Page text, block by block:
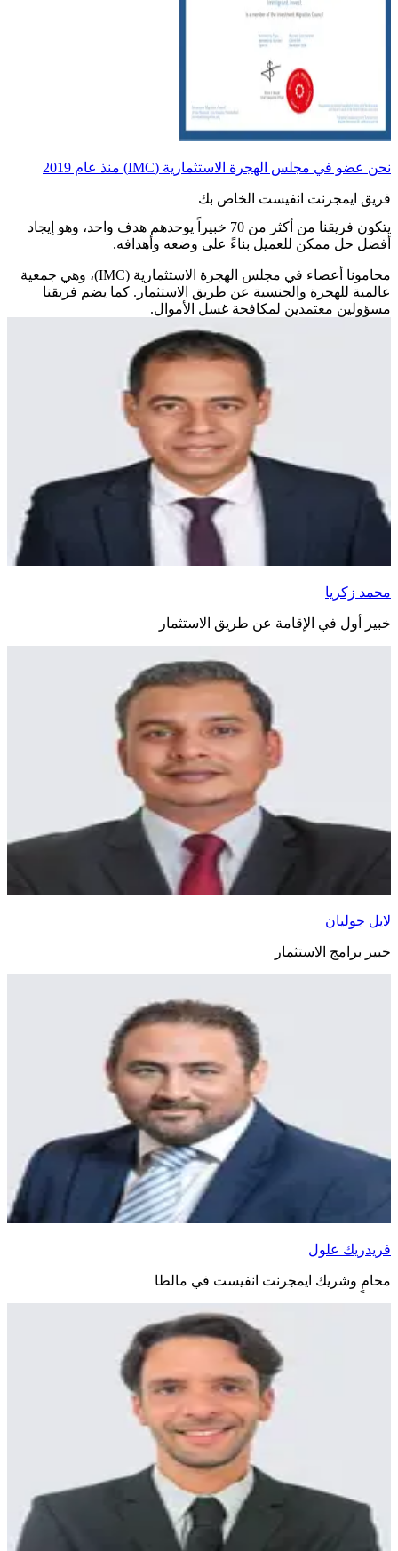
نحن عضو في مجلس الهجرة الاستثمارية (IMC) منذ عام 2019
فريق ايمجرنت انفيست الخاص بك
يتكون فريقنا من أكثر من 70 خبيراً يوحدهم هدف واحد، وهو إيجاد
أفضل حل ممكن للعميل بناءً على وضعه وأهدافه.
محامونا أعضاء في مجلس الهجرة الاستثمارية (IMC)، وهي جمعية
عالمية للهجرة والجنسية عن طريق الاستثمار. كما يضم فريقنا
مسؤولين معتمدين لمكافحة غسل الأموال.
محمد زكريا
خبير أول في الإقامة عن طريق الاستثمار
لايل جوليان
خبير برامج الاستثمار
فريدريك علول
محامٍ وشريك ايمجرنت انفيست في مالطا